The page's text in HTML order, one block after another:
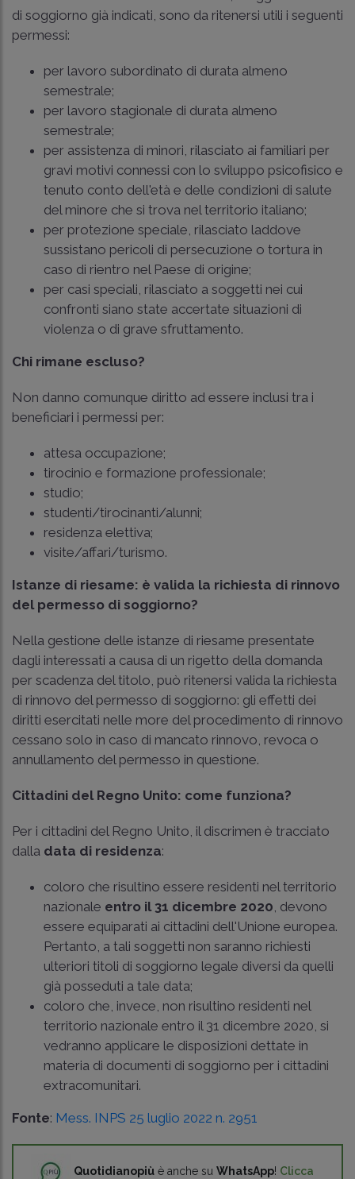
di soggiorno già indicati, sono da ritenersi utili i seguenti
permessi:
per lavoro subordinato di durata almeno
semestrale;
per lavoro stagionale di durata almeno
semestrale;
per assistenza di minori, rilasciato ai familiari per
gravi motivi connessi con lo sviluppo psicofisico e
tenuto conto dell'età e delle condizioni di salute
del minore che si trova nel territorio italiano;
per protezione speciale, rilasciato laddove
sussistano pericoli di persecuzione o tortura in
caso di rientro nel Paese di origine;
per casi speciali, rilasciato a soggetti nei cui
confronti siano state accertate situazioni di
violenza o di grave sfruttamento.
Chi rimane escluso?
Non danno comunque diritto ad essere inclusi tra i
beneficiari i permessi per:
attesa occupazione;
tirocinio e formazione professionale;
studio;
studenti/tirocinanti/alunni;
residenza elettiva;
visite/affari/turismo.
Istanze di riesame: è valida la richiesta di rinnovo
del permesso di soggiorno?
Nella gestione delle istanze di riesame presentate
dagli interessati a causa di un rigetto della domanda
per scadenza del titolo, può ritenersi valida la richiesta
di rinnovo del permesso di soggiorno: gli effetti dei
diritti esercitati nelle more del procedimento di rinnovo
cessano solo in caso di mancato rinnovo, revoca o
annullamento del permesso in questione.
Cittadini del Regno Unito: come funziona?
Per i cittadini del Regno Unito, il discrimen è tracciato
dalla data di residenza:
coloro che risultino essere residenti nel territorio
nazionale entro il 31 dicembre 2020, devono
essere equiparati ai cittadini dell'Unione europea.
Pertanto, a tali soggetti non saranno richiesti
ulteriori titoli di soggiorno legale diversi da quelli
già posseduti a tale data;
coloro che, invece, non risultino residenti nel
territorio nazionale entro il 31 dicembre 2020, si
vedranno applicare le disposizioni dettate in
materia di documenti di soggiorno per i cittadini
extracomunitari.
Fonte: Mess. INPS 25 luglio 2022 n. 2951
Quotidianopiù è anche su WhatsApp! Clicca